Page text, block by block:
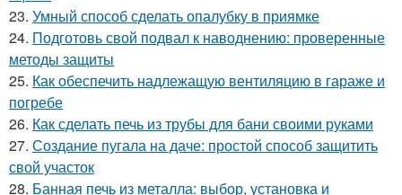
23. Умный способ сделать опалубку в приямке
24. Подготовь свой подвал к наводнению: проверенные
методы защиты
25. Как обеспечить надлежащую вентиляцию в гараже и
погребе
26. Как сделать печь из трубы для бани своими руками
27. Создание пугала на даче: простой способ защитить
свой участок
28. Банная печь из металла: выбор, установка и